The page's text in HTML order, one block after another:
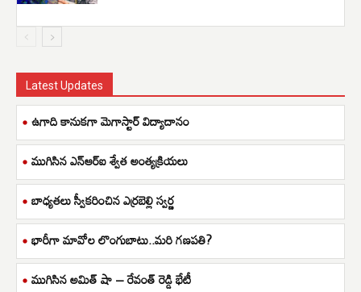
Latest Updates
ఉగాది కానుకగా మెగాస్టార్ విద్యాదానం
ముగిసిన ఎన్ఆర్ఐ శ్వేత అంత్యక్రియలు
బాధ్యతలు స్వీకరించిన ఎర్రబెల్లి స్వర్ణ
భారీగా మావోల లొంగుబాటు..మరి గణపతి?
ముగిసిన అమిత్ షా – రేవంత్ రెడ్డి భేటీ